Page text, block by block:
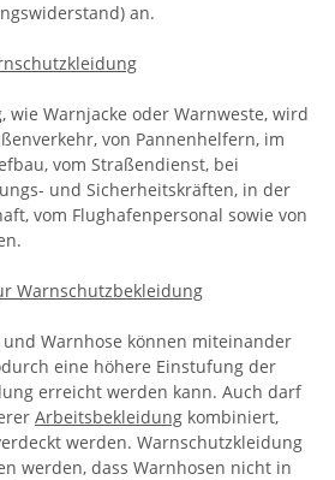
an.
wie Warnjacke oder Warnweste, wird
von Pannenhelfern, im
vom Straßendienst, bei
und Sicherheitskräften, in der
vom Flughafenpersonal sowie von
Warnschutzbekleidung
und Warnhose können miteinander
eine höhere Einstufung der
erreicht werden kann. Auch darf
Arbeitsbekleidung kombiniert,
werden. Warnschutzkleidung
werden, dass Warnhosen nicht in